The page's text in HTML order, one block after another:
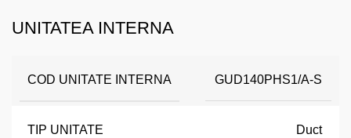
UNITATEA INTERNA
COD UNITATE INTERNA GUD140PHS1/A-S
TIP UNITATE Duct